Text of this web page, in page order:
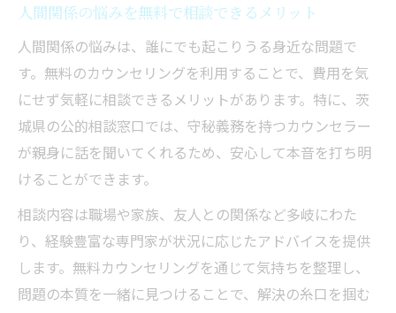
人間関係の悩みを無料で相談できるメリット
人間関係の悩みは、誰にでも起こりうる身近な問題で
す。無料のカウンセリングを利用することで、費用を気
にせず気軽に相談できるメリットがあります。特に、茨
城県の公的相談窓口では、守秘義務を持つカウンセラー
が親身に話を聞いてくれるため、安心して本音を打ち明
けることができます。
相談内容は職場や家族、友人との関係など多岐にわた
り、経験豊富な専門家が状況に応じたアドバイスを提供
します。無料カウンセリングを通じて気持ちを整理し、
問題の本質を一緒に見つけることで、解決の糸口を掴む